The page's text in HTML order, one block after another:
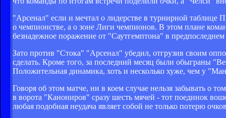
"Арсенал" если и мечтал о лидерстве в турнирной таблице
о чемпионстве, а о зоне Лиги чемпионов. В этом плане
безнадежное поражение от "Саутгемптона" в предпоследнем
Зато против "Стока" "Арсенал" убедил, отгрузив своим
сделать. Кроме того, за последний месяц были обыграны
Положительная динамика, хоть и несколько хуже, чем у
Говоря об этом матче, ни в коем случае нельзя забывать о
в ворота "Канониров" сразу шесть мячей - тот поединок
любая подобная неудача являет собой не только потерю